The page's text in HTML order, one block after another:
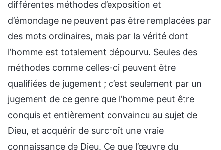
différentes méthodes d’exposition et
d’émondage ne peuvent pas être remplacées par
des mots ordinaires, mais par la vérité dont
l’homme est totalement dépourvu. Seules des
méthodes comme celles-ci peuvent être
qualifiées de jugement ; c’est seulement par un
jugement de ce genre que l’homme peut être
conquis et entièrement convaincu au sujet de
Dieu, et acquérir de surcroît une vraie
connaissance de Dieu. Ce que l’œuvre du